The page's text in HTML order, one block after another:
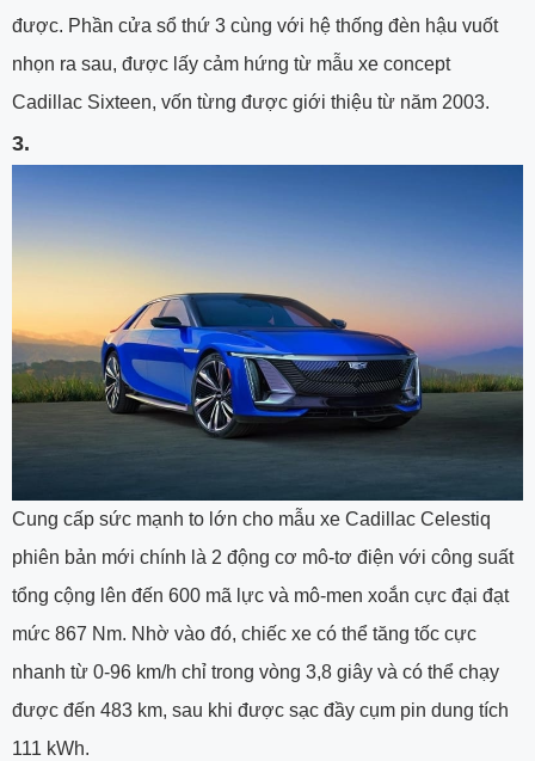
được. Phần cửa sổ thứ 3 cùng với hệ thống đèn hậu vuốt
nhọn ra sau, được lấy cảm hứng từ mẫu xe concept
Cadillac Sixteen, vốn từng được giới thiệu từ năm 2003.
3.
Cung cấp sức mạnh to lớn cho mẫu xe Cadillac Celestiq
phiên bản mới chính là 2 động cơ mô-tơ điện với công suất
tổng cộng lên đến 600 mã lực và mô-men xoắn cực đại đạt
mức 867 Nm. Nhờ vào đó, chiếc xe có thể tăng tốc cực
nhanh từ 0-96 km/h chỉ trong vòng 3,8 giây và có thể chạy
được đến 483 km, sau khi được sạc đầy cụm pin dung tích
111 kWh.